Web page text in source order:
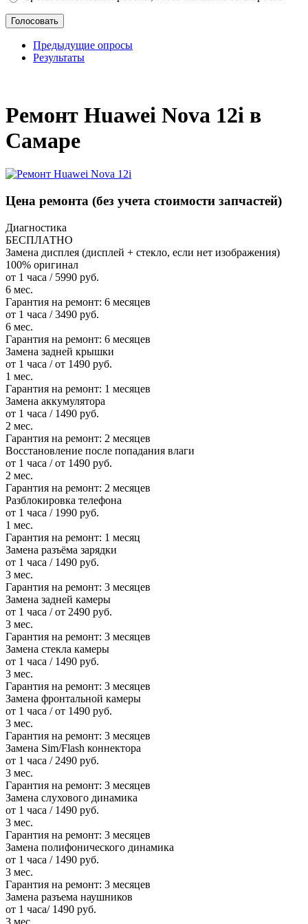
Предыдущие опросы
Результаты
Ремонт Huawei Nova 12i в
Самаре
Цена ремонта (без учета стоимости запчастей)
Диагностика
БЕСПЛАТНО
Замена дисплея (дисплей + стекло, если нет изображения)
100% оригинал
от 1 часа / 5990 руб.
6 мес.
Гарантия на ремонт: 6 месяцев
от 1 часа / 3490 руб.
6 мес.
Гарантия на ремонт: 6 месяцев
Замена задней крышки
от 1 часа / от 1490 руб.
1 мес.
Гарантия на ремонт: 1 месяцев
Замена аккумулятора
от 1 часа / 1490 руб.
2 мес.
Гарантия на ремонт: 2 месяцев
Восстановление после попадания влаги
от 1 часа / от 1490 руб.
2 мес.
Гарантия на ремонт: 2 месяцев
Разблокировка телефона
от 1 часа / 1990 руб.
1 мес.
Гарантия на ремонт: 1 месяц
Замена разъёма зарядки
от 1 часа / 1490 руб.
3 мес.
Гарантия на ремонт: 3 месяцев
Замена задней камеры
от 1 часа / от 2490 руб.
3 мес.
Гарантия на ремонт: 3 месяцев
Замена стекла камеры
от 1 часа / 1490 руб.
3 мес.
Гарантия на ремонт: 3 месяцев
Замена фронтальной камеры
от 1 часа / от 1490 руб.
3 мес.
Гарантия на ремонт: 3 месяцев
Замена Sim/Flash коннектора
от 1 часа / 2490 руб.
3 мес.
Гарантия на ремонт: 3 месяцев
Замена слухового динамика
от 1 часа / 1490 руб.
3 мес.
Гарантия на ремонт: 3 месяцев
Замена полифонического динамика
от 1 часа / 1490 руб.
3 мес.
Гарантия на ремонт: 3 месяцев
Замена разъема наушников
от 1 часа/ 1490 руб.
3 мес.